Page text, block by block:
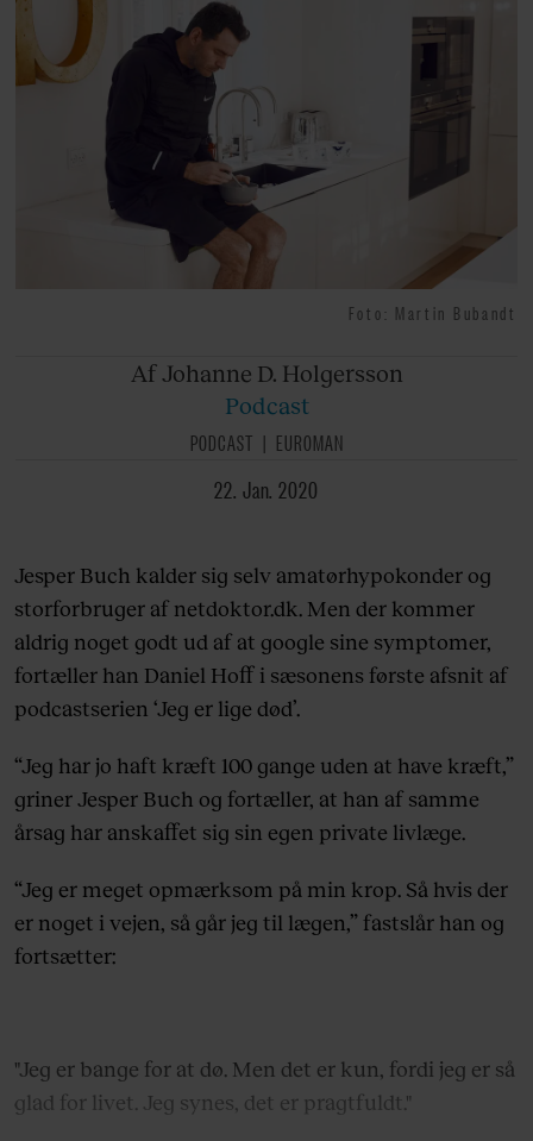
Foto: Martin Bubandt
Af Johanne D. Holgersson
Podcast
PODCAST
EUROMAN
22. Jan. 2020
Jesper Buch kalder sig selv amatørhypokonder og
storforbruger af netdoktor.dk. Men der kommer
aldrig noget godt ud af at google sine symptomer,
fortæller han Daniel Hoff i sæsonens første afsnit af
podcastserien ‘Jeg er lige død’.
“Jeg har jo haft kræft 100 gange uden at have kræft,”
griner Jesper Buch og fortæller, at han af samme
årsag har anskaffet sig sin egen private livlæge.
“Jeg er meget opmærksom på min krop. Så hvis der
er noget i vejen, så går jeg til lægen,” fastslår han og
fortsætter:
"Jeg er bange for at dø. Men det er kun, fordi jeg er så
glad for livet. Jeg synes, det er pragtfuldt."